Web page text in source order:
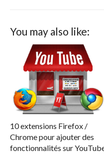
You may also like:
10 extensions Firefox /
Chrome pour ajouter des
fonctionnalités sur